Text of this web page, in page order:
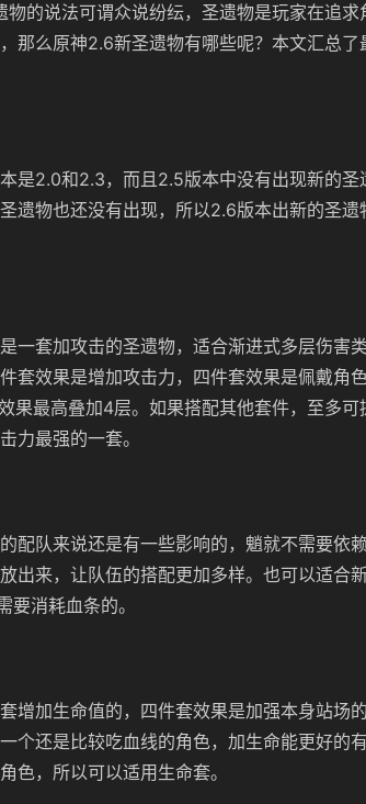
物的说法可谓众说纷纭，圣遗物是玩家在追
那么原神2.6新圣遗物有哪些呢？本文汇总
是2.0和2.3，而且2.5版本中没有出现新的圣
遗物也还没有出现，所以2.6版本出新的圣
一套加攻击的圣遗物，适合渐进式多层伤害
套效果是增加攻击力，四件套效果是佩戴角
果最高叠加4层。如果搭配其他套件，至多可
力最强的一套。
配队来说还是有一些影响的， 魈就不需要依
出来，让队伍的搭配更加多样。也可以适合
要消耗血条的。
增加生命值的，四件套效果是加强本身站场
个还是比较吃血线的角色，加生命能更好的
色，所以可以适用生命套。